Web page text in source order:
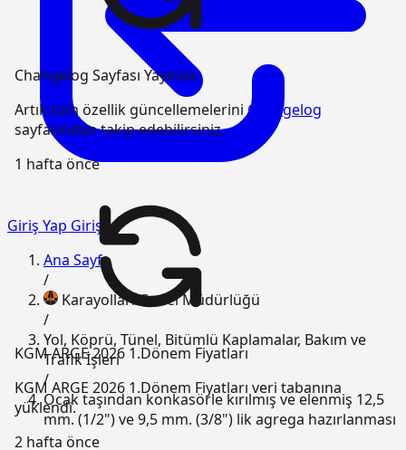
Changelog Sayfası Yayında
Artık tüm özellik güncellemeleriniChangelog
sayfasından takip edebilirsiniz.
1 hafta önce
KGM ARGE 2026 1.Dönem Fiyatları
KGM ARGE 2026 1.Dönem Fiyatları veri tabanına
yüklendi.
2 hafta önce
Giriş Yap Giriş
Ana Sayfa
/
Karayolları Genel Müdürlüğü
/
Yol, Köprü, Tünel, Bitümlü Kaplamalar, Bakım ve
Trafik İşleri
/
Ocak taşından konkasörle kırılmış ve elenmiş 12,5
mm. (1/2") ve 9,5 mm. (3/8") lik agrega hazırlanması